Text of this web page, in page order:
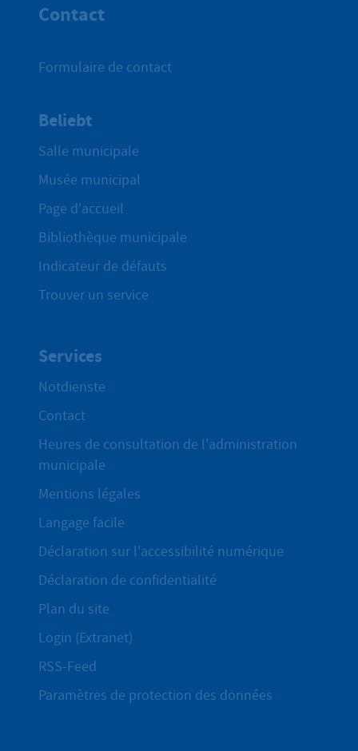
Contact
Formulaire de contact
Beliebt
Salle municipale
Musée municipal
Page d'accueil
Bibliothèque municipale
Indicateur de défauts
Trouver un service
Services
Notdienste
Contact
Heures de consultation de l'administration
municipale
Mentions légales
Langage facile
Déclaration sur l'accessibilité numérique
Déclaration de confidentialité
Plan du site
Login (Extranet)
RSS-Feed
Paramètres de protection des données